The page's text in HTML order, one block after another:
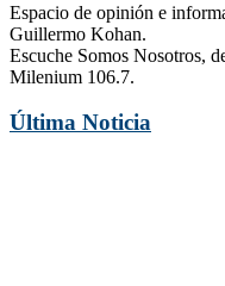
Espacio de opinión e
Guillermo Kohan.
Escuche Somos Nosotros,
Milenium 106.7.
Última Noticia